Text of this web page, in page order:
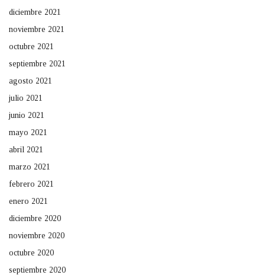
diciembre 2021
noviembre 2021
octubre 2021
septiembre 2021
agosto 2021
julio 2021
junio 2021
mayo 2021
abril 2021
marzo 2021
febrero 2021
enero 2021
diciembre 2020
noviembre 2020
octubre 2020
septiembre 2020